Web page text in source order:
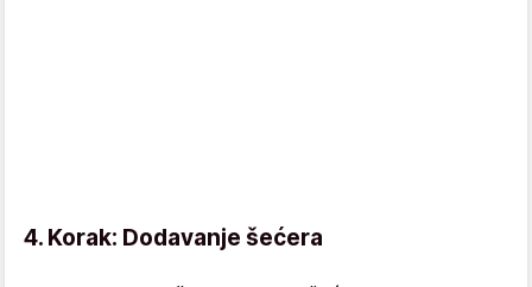
4. Korak: Dodavanje šećera